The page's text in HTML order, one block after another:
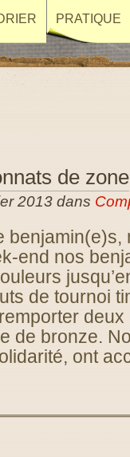
PRATIQUE
de zone
2013 dans
benjamin(e)s,
end nos
de tournoi
deux
de bronze.
ont